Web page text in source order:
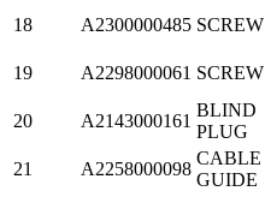
18 A2300000485 SCREW
19 A2298000061 SCREW
20 A2143000161
BLIND
PLUG
21 A2258000098
CABLE
GUIDE